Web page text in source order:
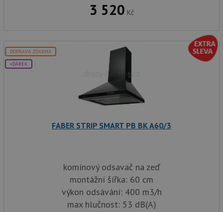
3 520 Kč
DOPRAVA ZDARMA
+DÁREK
FABER STRIP SMART PB BK A60/3
komínový odsavač na zeď
montážní šířka: 60 cm
výkon odsávání: 400 m3/h
max hlučnost: 53 dB(A)